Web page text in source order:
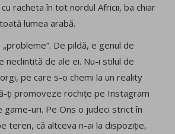
racheta în tot nordul Africii, ba chiar
lumea arabă.
De pildă, e genul de
neclintită de ale ei. Nu-i stilul de
pe care s-o chemi la un reality
ți promoveze rochițe pe Instagram
game-uri. Pe Ons o judeci strict în
teren, că altceva n-ai la dispoziție,